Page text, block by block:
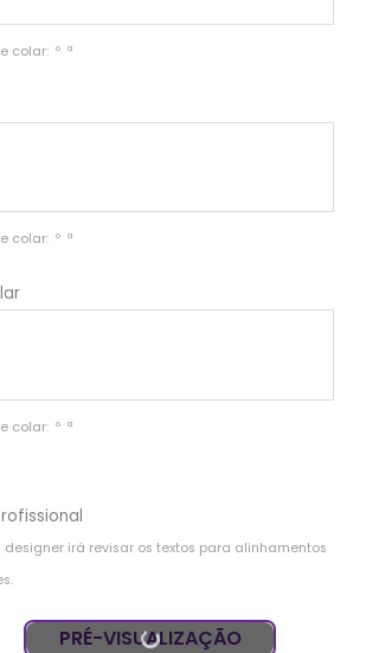
colar:  º  ª
colar:  º  ª
colar:  º  ª
designer irá revisar os textos para alinhamentos
PRÉ-VISUALIZAÇÃO